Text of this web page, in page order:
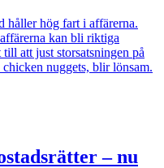
håller hög fart i affärerna.
kan bli riktiga
att just storsatsningen på
nuggets, blir lönsam.
– nu